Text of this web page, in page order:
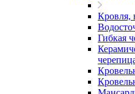
Кровля,
Гибкая